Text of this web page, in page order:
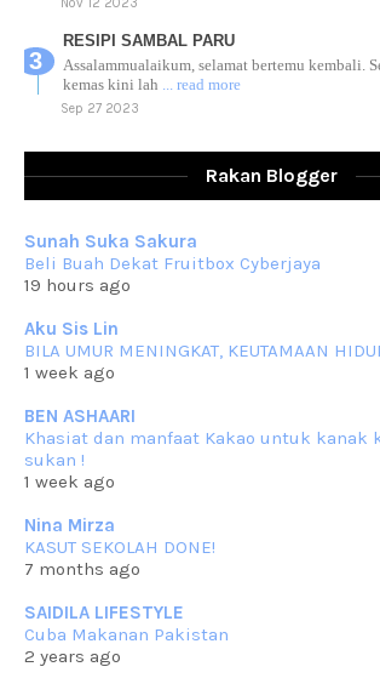
RESIPI SAMBAL PARU
Assalammualaikum, selamat bertemu kembali.
kemas kini lah ... read more
Sep 27 2023
Assalammualaikum, salam sejahtera dan salam
RESIPI KUIH KASWI KELEDEK UNGU
Assalammualaikum, salam semua. Masih belum
mat ucapkan
Jun 30 2023
RESIPI KURMA AYAM MERAH
Assalammualaikum, salam semua. Hari ni 4
Jun 23 2023
RESIPI SAMBAL PARU
Assalammualaikum, salam sejahtera semua.
Jun 20 2023
RESIPI PISANG MUDA MASAK LEMAK
lemak ni che mat... read more
Mar 07 2023
Rakan Blogger
Sunah Suka Sakura
Beli Buah Dekat Fruitbox Cyberjaya
19 hours ago
Aku Sis Lin
BILA UMUR MENINGKAT, KEUTAMAAN
1 week ago
BEN ASHAARI
Khasiat dan manfaat Kakao untuk kanak
sukan !
1 week ago
Nina Mirza
KASUT SEKOLAH DONE!
7 months ago
SAIDILA LIFESTYLE
Cuba Makanan Pakistan
2 years ago